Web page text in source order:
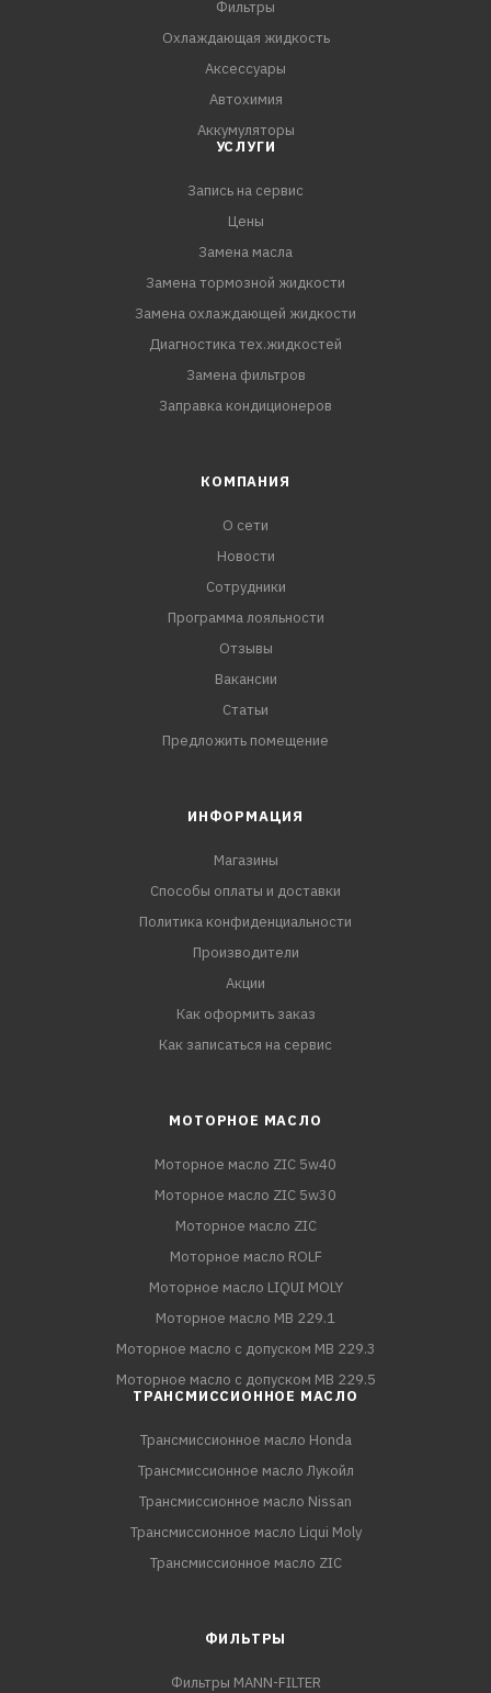
Фильтры
Охлаждающая жидкость
Аксессуары
Автохимия
Аккумуляторы
УСЛУГИ
Запись на сервис
Цены
Замена масла
Замена тормозной жидкости
Замена охлаждающей жидкости
Диагностика тех.жидкостей
Замена фильтров
Заправка кондиционеров
КОМПАНИЯ
О сети
Новости
Сотрудники
Программа лояльности
Отзывы
Вакансии
Статьи
Предложить помещение
ИНФОРМАЦИЯ
Магазины
Способы оплаты и доставки
Политика конфиденциальности
Производители
Акции
Как оформить заказ
Как записаться на сервис
МОТОРНОЕ МАСЛО
Моторное масло ZIC 5w40
Моторное масло ZIC 5w30
Моторное масло ZIC
Моторное масло ROLF
Моторное масло LIQUI MOLY
Моторное масло MB 229.1
Моторное масло с допуском MB 229.3
Моторное масло с допуском MB 229.5
ТРАНСМИССИОННОЕ МАСЛО
Трансмиссионное масло Honda
Трансмиссионное масло Лукойл
Трансмиссионное масло Nissan
Трансмиссионное масло Liqui Moly
Трансмиссионное масло ZIC
ФИЛЬТРЫ
Фильтры MANN-FILTER